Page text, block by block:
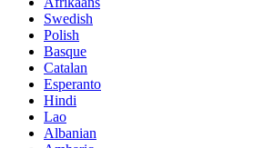
Swedish
Polish
Basque
Catalan
Esperanto
Hindi
Lao
Albanian